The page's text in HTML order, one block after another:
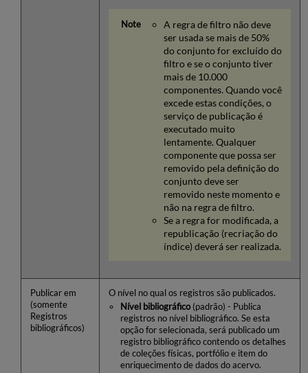
A regra de filtro não deve
ser usada se mais de 50%
do conjunto for excluído do
filtro e se o conjunto tiver
mais de 10.000
componentes. Quando você
excede estas condições, o
serviço de publicação é
executado muito
lentamente. Qualquer
componente que possa ser
removido pela definição do
conjunto deve ser
removido neste momento e
não na regra de filtro.
Se a regra for modificada, a
republicação (recriação do
índice) deverá ser realizada.
Publicar em
(somente
Registros
bibliográficos)
O nível no qual os registros são publicados.
Nível bibliográfico(padrão) - Publica
registros no nível bibliográfico. Se esta
opção for selecionada, será publicado um
registro bibliográfico contendo os detalhes
de coleções físicas, portfólio e item do
enriquecimento de dados do acervo.